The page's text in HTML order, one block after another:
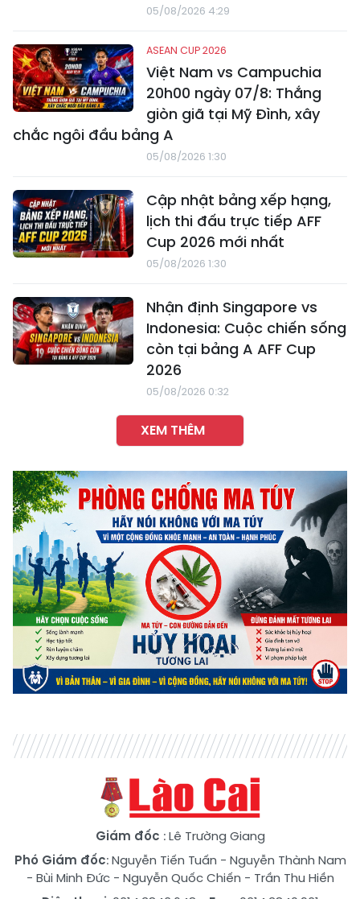
05/08/2026 4:29
ASEAN CUP 2026
Việt Nam vs Campuchia
20h00 ngày 07/8: Thắng
giòn giã tại Mỹ Đình, xây
chắc ngôi đầu bảng A
05/08/2026 1:30
Cập nhật bảng xếp hạng,
lịch thi đấu trực tiếp AFF
Cup 2026 mới nhất
05/08/2026 1:30
Nhận định Singapore vs
Indonesia: Cuộc chiến sống
còn tại bảng A AFF Cup
2026
05/08/2026 0:32
XEM THÊM
Giám đốc : Lê Trường Giang
Phó Giám đốc:Nguyễn Tiến Tuấn - Nguyễn Thành Nam
- Bùi Minh Đức- Nguyễn Quốc Chiến - Trần Thu Hiền